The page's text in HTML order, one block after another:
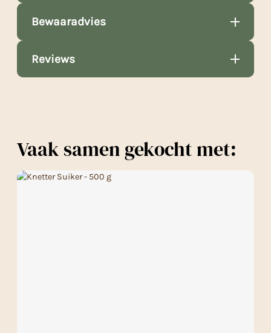
Bewaaradvies
Reviews
Vaak samen gekocht met: